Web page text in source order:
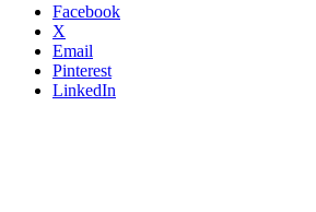
Facebook
X
Email
Pinterest
LinkedIn